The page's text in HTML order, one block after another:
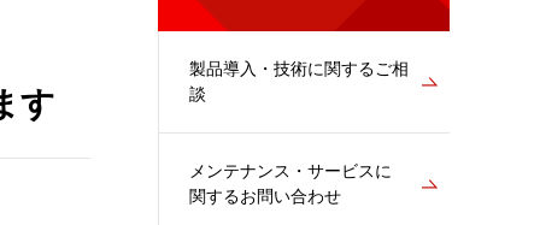
す
製品導入・技術に関するご相
談
メンテナンス・サービスに
関するお問い合わせ